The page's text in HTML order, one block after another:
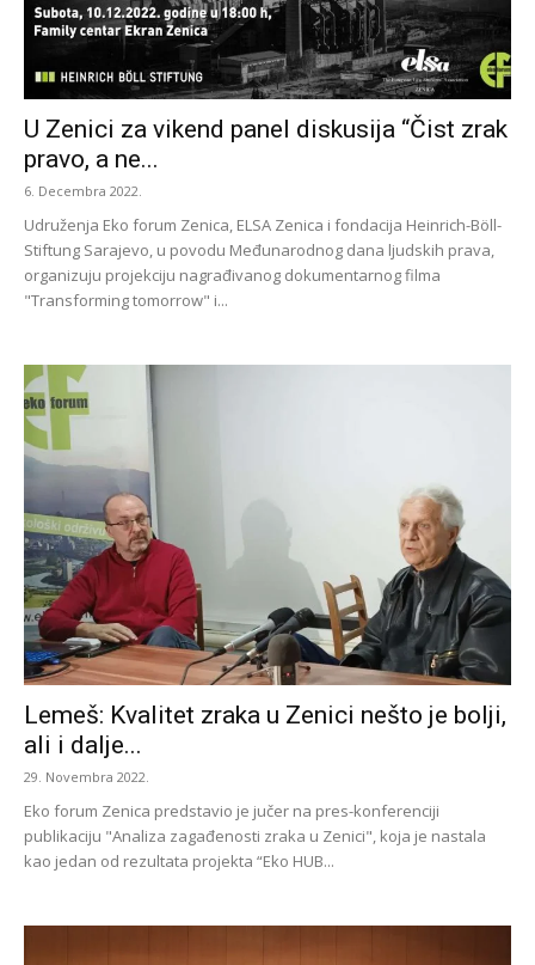
U Zenici za vikend panel diskusija “Čist zrak
pravo, a ne...
6. Decembra 2022.
Udruženja Eko forum Zenica, ELSA Zenica i fondacija Heinrich-Böll-
Stiftung Sarajevo, u povodu Međunarodnog dana ljudskih prava,
organizuju projekciju nagrađivanog dokumentarnog filma
"Transforming tomorrow" i...
Lemeš: Kvalitet zraka u Zenici nešto je bolji,
ali i dalje...
29. Novembra 2022.
Eko forum Zenica predstavio je jučer na pres-konferenciji
publikaciju "Analiza zagađenosti zraka u Zenici", koja je nastala
kao jedan od rezultata projekta “Eko HUB...